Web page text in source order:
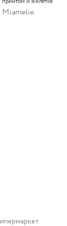
Miamelie